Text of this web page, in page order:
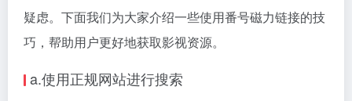
疑虑。下面我们为大家介绍一些使用番号磁力链接的技
巧，帮助用户更好地获取影视资源。
a.使用正规网站进行搜索